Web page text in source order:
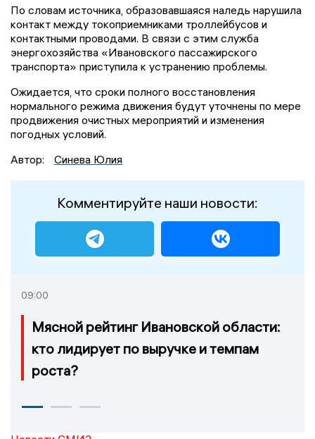
По словам источника, образовавшаяся наледь нарушила
контакт между токоприемниками троллейбусов и
контактными проводами. В связи с этим служба
энергохозяйства «Ивановского пассажирского
транспорта» приступила к устранению проблемы.
Ожидается, что сроки полного восстановления
нормального режима движения будут уточнены по мере
продвижения очистных мероприятий и изменения
погодных условий.
Автор:
Синева Юлия
Комментируйте наши новости:
09:00
Мясной рейтинг Ивановской области:
кто лидирует по выручке и темпам
роста?